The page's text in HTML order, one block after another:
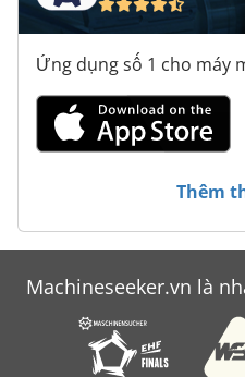
Infotec Cnc
Maka Cnc
Maximart Cnc
Máy Khoan Cnc
Máy Đùn
Realmeca Cnc
Ứng dụng số 1 cho máy
Thêm
Machineseeker.vn là